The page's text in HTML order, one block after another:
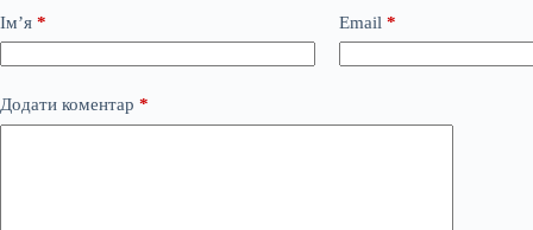
Ім’я * Email *
Додати коментар *